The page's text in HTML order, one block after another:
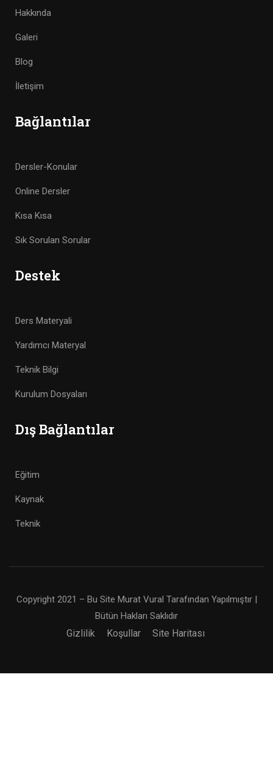
Hakkında
Galeri
Blog
İletişim
Bağlantılar
Dersler-Konular
Online Dersler
Kısa Kısa
Sık Sorulan Sorular
Destek
Ders Materyali
Yardımcı Materyal
Teknik Bilgi
Kurulum Dosyaları
Dış Bağlantılar
Eğitim
Kaynak
Teknik
Copyright 2021 – Bu Site Murat Vural Tarafından Yapılmıştır |
Bütün Hakları Saklıdır
Gizlilik Koşullar Site Haritası